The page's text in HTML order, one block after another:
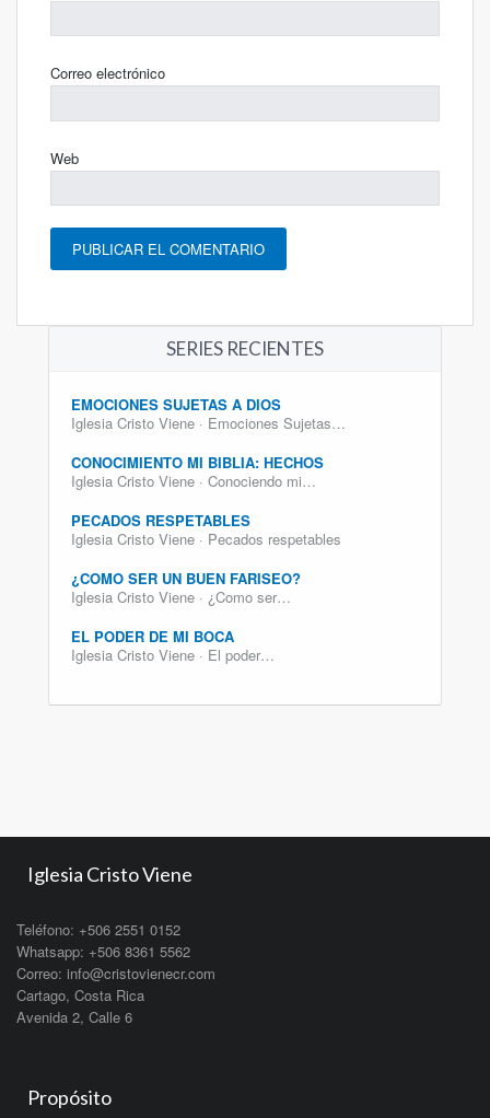
Correo electrónico
Web
SERIES RECIENTES
EMOCIONES SUJETAS A DIOS
Iglesia Cristo Viene · Emociones Sujetas…
CONOCIMIENTO MI BIBLIA: HECHOS
Iglesia Cristo Viene · Conociendo mi…
PECADOS RESPETABLES
Iglesia Cristo Viene · Pecados respetables
¿COMO SER UN BUEN FARISEO?
Iglesia Cristo Viene · ¿Como ser…
EL PODER DE MI BOCA
Iglesia Cristo Viene · El poder…
Iglesia Cristo Viene
Teléfono: +506 2551 0152
Whatsapp: +506 8361 5562
Correo: info@cristovienecr.com
Cartago, Costa Rica
Avenida 2, Calle 6
Propósito